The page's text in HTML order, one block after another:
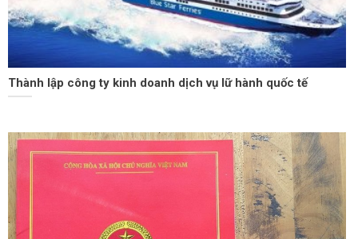
Thành lập công ty kinh doanh dịch vụ lữ hành quốc tế